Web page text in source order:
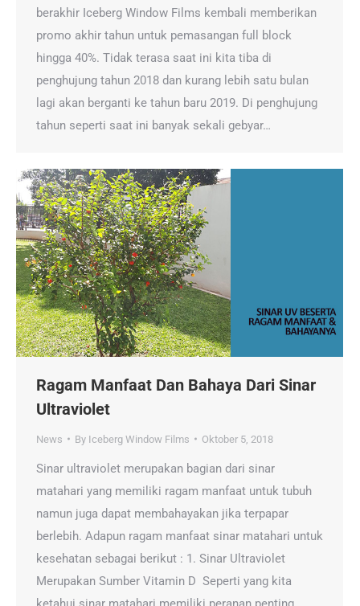
berakhir Iceberg Window Films kembali memberikan
promo akhir tahun untuk pemasangan full block
hingga 40%. Tidak terasa saat ini kita tiba di
penghujung tahun 2018 dan kurang lebih satu bulan
lagi akan berganti ke tahun baru 2019. Di penghujung
tahun seperti saat ini banyak sekali gebyar…
Ragam Manfaat Dan Bahaya Dari Sinar
Ultraviolet
News By Iceberg Window Films Oktober 5, 2018
Sinar ultraviolet merupakan bagian dari sinar
matahari yang memiliki ragam manfaat untuk tubuh
namun juga dapat membahayakan jika terpapar
berlebih. Adapun ragam manfaat sinar matahari untuk
kesehatan sebagai berikut : 1. Sinar Ultraviolet
Merupakan Sumber Vitamin D Seperti yang kita